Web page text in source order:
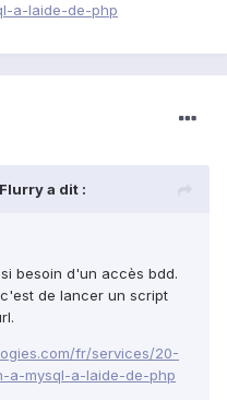
a-laide-de-php
a dit :
besoin d'un accès bdd.
de lancer un script
fr/services/20-
a-mysql-a-laide-de-php